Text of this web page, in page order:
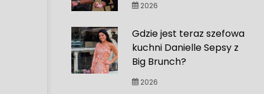
2026
Gdzie jest teraz szefowa
kuchni Danielle Sepsy z
Big Brunch?
2026